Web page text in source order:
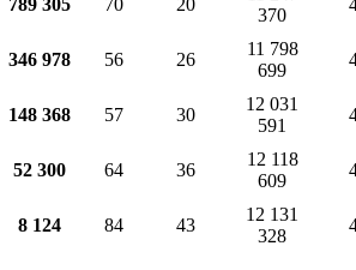
370
346 978 56 26
11 798
699
148 368 57 30
12 031
591
52 300 64 36
12 118
609
8 124 84 43
12 131
328